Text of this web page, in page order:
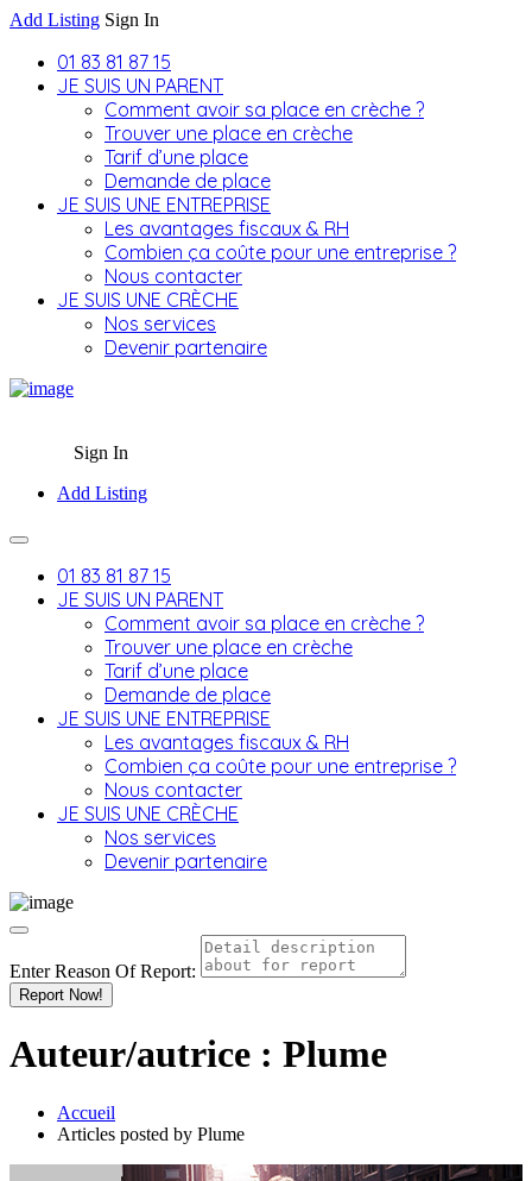
Add Listing Sign In
01 83 81 87 15
JE SUIS UN PARENT
Comment avoir sa place en crèche ?
Trouver une place en crèche
Tarif d’une place
Demande de place
JE SUIS UNE ENTREPRISE
Les avantages fiscaux & RH
Combien ça coûte pour une entreprise ?
Nous contacter
JE SUIS UNE CRÈCHE
Nos services
Devenir partenaire
Sign In
Add Listing
01 83 81 87 15
JE SUIS UN PARENT
Comment avoir sa place en crèche ?
Trouver une place en crèche
Tarif d’une place
Demande de place
JE SUIS UNE ENTREPRISE
Les avantages fiscaux & RH
Combien ça coûte pour une entreprise ?
Nous contacter
JE SUIS UNE CRÈCHE
Nos services
Devenir partenaire
Enter Reason Of Report:
Report Now!
Auteur/autrice : Plume
Accueil
Articles posted by Plume